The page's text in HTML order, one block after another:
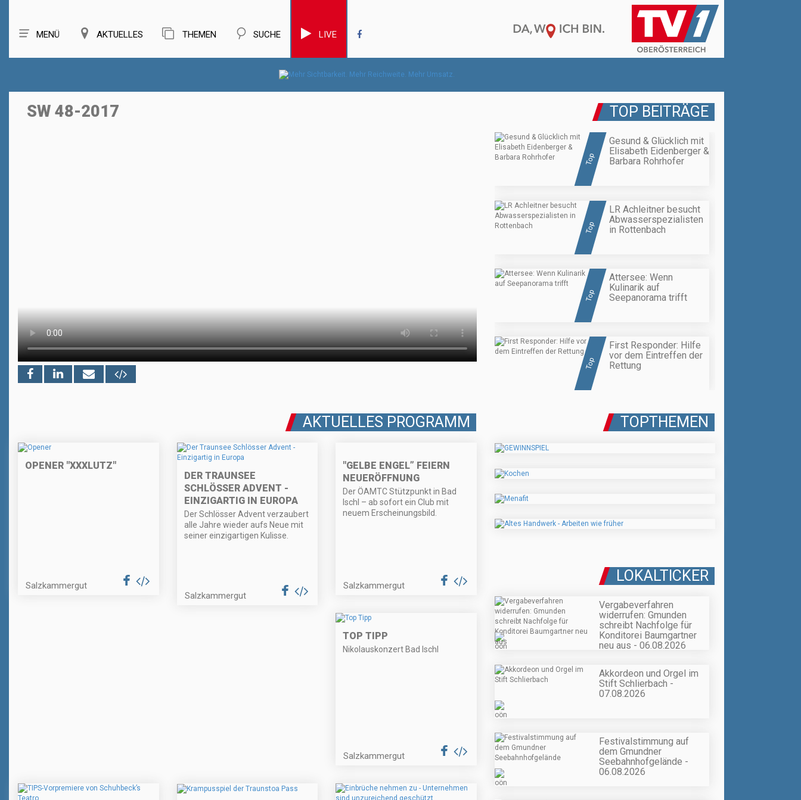
MENÜ AKTUELLES THEMEN SUCHE LIVE
SW 48-2017 TOP BEITRÄGE
Top
Gesund & Glücklich mit
Elisabeth Eidenberger &
Barbara Rohrhofer
Top
LR Achleitner besucht
Abwasserspezialisten
in Rottenbach
Top
Attersee: Wenn
Kulinarik auf
Seepanorama trifft
Top
First Responder: Hilfe
vor dem Eintreffen der
Rettung
AKTUELLES PROGRAMM
OPENER "XXXLUTZ"
Salzkammergut
DER TRAUNSEE
SCHLÖSSER ADVENT -
EINZIGARTIG IN EUROPA
Der Schlösser Advent verzaubert
alle Jahre wieder aufs Neue mit
seiner einzigartigen Kulisse.
Salzkammergut
"GELBE ENGEL” FEIERN
NEUERÖFFNUNG
Der ÖAMTC Stützpunkt in Bad
Ischl – ab sofort ein Club mit
neuem Erscheinungsbild.
Salzkammergut
TOP TIPP
Nikolauskonzert Bad Ischl
Salzkammergut
TOPTHEMEN
LOKALTICKER
Vergabeverfahren
widerrufen: Gmunden
schreibt Nachfolge für
Konditorei Baumgartner
neu aus - 06.08.2026
Akkordeon und Orgel im
Stift Schlierbach -
07.08.2026
Festivalstimmung auf
dem Gmundner
Seebahnhofgelände -
06.08.2026